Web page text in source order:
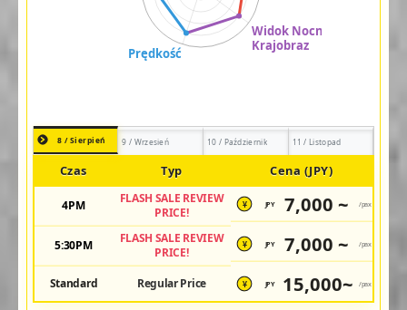
8 / Sierpień 9 / Wrzesień 10 / Październik 11 / Listopad
Czas Typ Cena (JPY)
4PM
FLASH SALE REVIEW
PRICE!
¥ JPY 7,000 ~ /pax
5:30PM
FLASH SALE REVIEW
PRICE!
¥ JPY 7,000 ~ /pax
Standard Regular Price ¥ JPY 15,000~ /pax